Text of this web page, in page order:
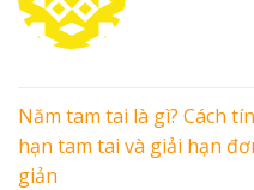
Năm tam tai là gì? Cách
hạn tam tai và giải hạn
giản